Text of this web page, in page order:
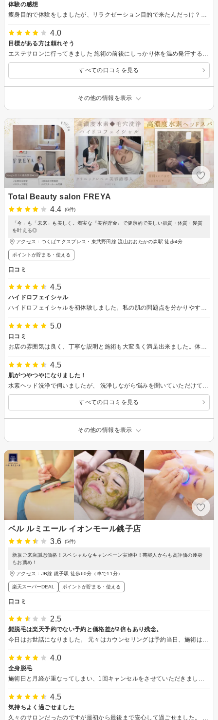
体験の感想
4.0
目標がある方は頼れそう
すべての口コミを見る
その他の情報を表示
Total Beauty salon FREYA
4.4
(6件)
「今」も「未来」も美しく。着実な『美容貯金』で健康的で美しい肌質・体質・髪質
を叶える◎
アクセス：つくばエクスプレス・東武野田線 流山おおたかの森駅 徒歩4分
ポイントが貯まる・使える
口コミ
4.5
ハイドロフェイシャル
5.0
口コミ
4.5
肌がつやつやになりました！
すべての口コミを見る
その他の情報を表示
ベル ルミエール イオンモール銚子店
3.6
(5件)
新規ご来店謝恩価格！スペシャルなキャンペーン実施中！芸能人からも高評価の痩身
もお薦め！
アクセス：JR線 銚子駅 徒歩60分（車で11分）
楽天スーパーDEAL ポイントが貯まる・使える
口コミ
2.5
髭脱毛は楽天予約でない予約と価格差が2倍もあり残念。
4.0
全身脱毛
4.5
気持ちよく過ごせました